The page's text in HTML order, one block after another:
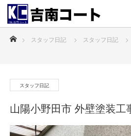
スタッフ日記 スタッフ日記
スタッフ日記
山陽小野田市 外壁塗装工